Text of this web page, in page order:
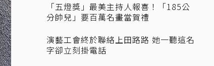
「五燈獎」最美主持人報喜！「185公
分帥兒」要百萬名畫當賀禮
演藝工會終於聯絡上田路路 她一聽這名
字卻立刻掛電話